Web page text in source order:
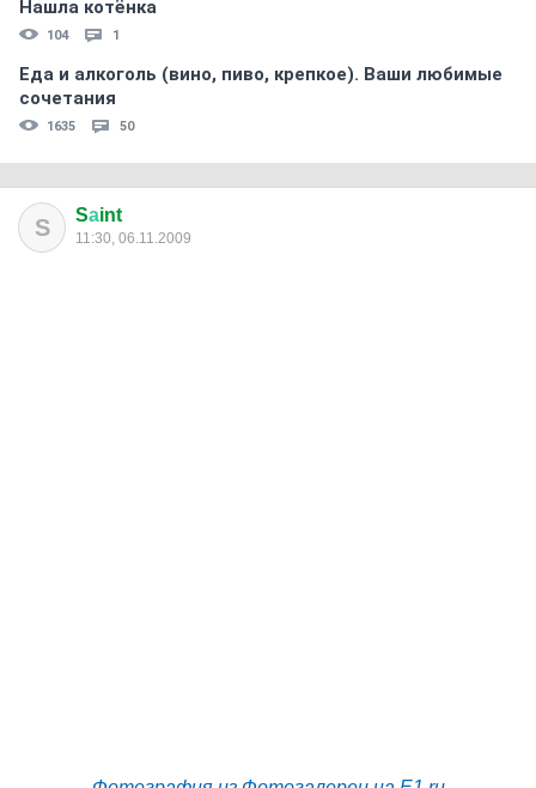
Нашла котёнка
104 1
Еда и алкоголь (вино, пиво, крепкое). Ваши любимые
сочетания
1635 50
S Sаint
11:30, 06.11.2009